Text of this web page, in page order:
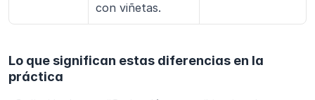
con viñetas.
Lo que significan estas diferencias en la
práctica